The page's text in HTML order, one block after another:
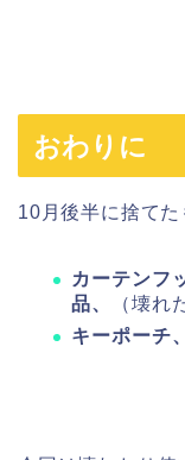
おわりに
10月後半に捨てた
カーテンフ
品、
（壊れ
キーポーチ